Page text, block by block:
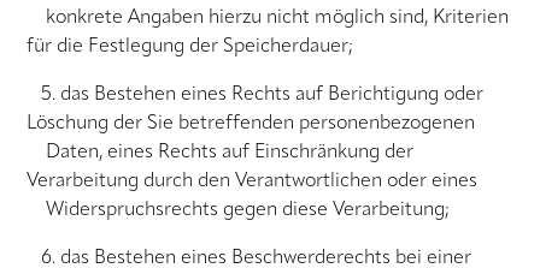
konkrete Angaben hierzu nicht möglich sind, Kriterien
für die Festlegung der Speicherdauer;
5. das Bestehen eines Rechts auf Berichtigung oder
Löschung der Sie betreffenden personenbezogenen
Daten, eines Rechts auf Einschränkung der
Verarbeitung durch den Verantwortlichen oder eines
Widerspruchsrechts gegen diese Verarbeitung;
6. das Bestehen eines Beschwerderechts bei einer